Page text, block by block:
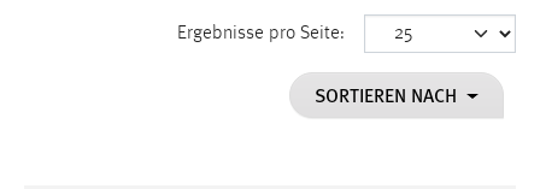
Ergebnisse pro Seite:
SORTIEREN NACH
cookie_consent
Dieser Cookie speichert die ausgewählten Einverständnis-